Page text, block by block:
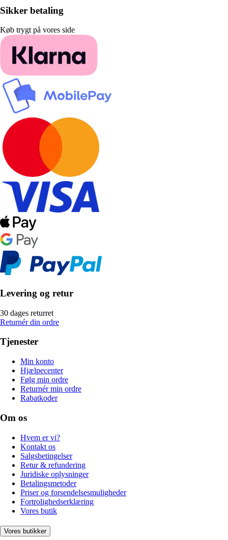
Sikker betaling
Køb trygt på vores side
Levering og retur
30 dages returret
Returnér din ordre
Tjenester
Min konto
Hjælpecenter
Følg min ordre
Returnér min ordre
Rabatkoder
Om os
Hvem er vi?
Kontakt os
Salgsbetingelser
Retur & refundering
Juridiske oplysninger
Betalingsmetoder
Priser og forsendelsesmuligheder
Fortrolighedserklæring
Vores butik
Vores butikker